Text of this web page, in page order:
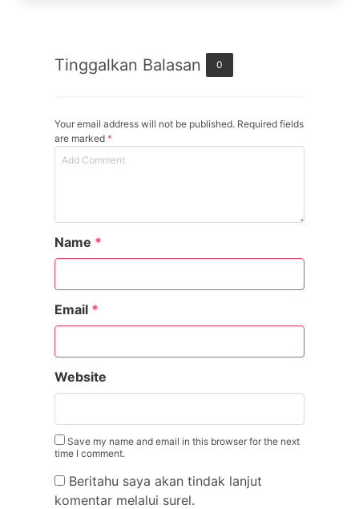
Tinggalkan Balasan 0
Your email address will not be published. Required fields
are marked *
Name *
Email *
Website
Save my name and email in this browser for the next
time I comment.
Beritahu saya akan tindak lanjut
komentar melalui surel.